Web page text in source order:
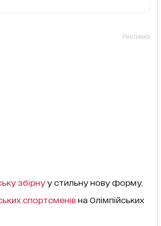
Реклама
збірнуу стильну нову форму.
спортсменівна Олімпійських